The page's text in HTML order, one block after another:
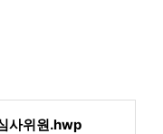
사위원.hwp